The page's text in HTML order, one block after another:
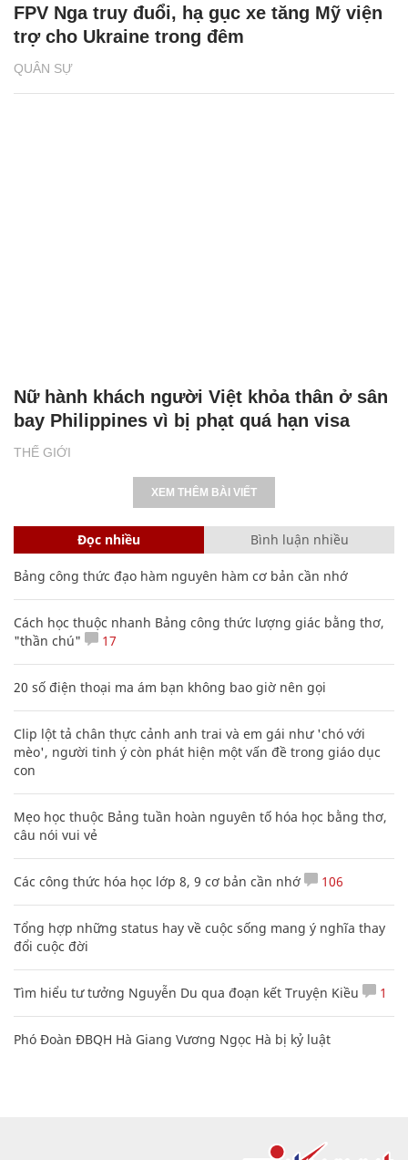
QUÂN SỰ
FPV Nga truy đuổi, hạ gục xe tăng Mỹ viện
trợ cho Ukraine trong đêm
THẾ GIỚI
Nữ hành khách người Việt khỏa thân ở sân
bay Philippines vì bị phạt quá hạn visa
XEM THÊM BÀI VIẾT
Đọc nhiều Bình luận nhiều
Bảng công thức đạo hàm nguyên hàm cơ bản cần nhớ
Cách học thuộc nhanh Bảng công thức lượng giác bằng thơ,
"thần chú"
17
20 số điện thoại ma ám bạn không bao giờ nên gọi
Clip lột tả chân thực cảnh anh trai và em gái như 'chó với
mèo', người tinh ý còn phát hiện một vấn đề trong giáo dục
con
Mẹo học thuộc Bảng tuần hoàn nguyên tố hóa học bằng thơ,
câu nói vui vẻ
Các công thức hóa học lớp 8, 9 cơ bản cần nhớ 106
Tổng hợp những status hay về cuộc sống mang ý nghĩa thay
đổi cuộc đời
Tìm hiểu tư tưởng Nguyễn Du qua đoạn kết Truyện Kiều 1
Phó Đoàn ĐBQH Hà Giang Vương Ngọc Hà bị kỷ luật